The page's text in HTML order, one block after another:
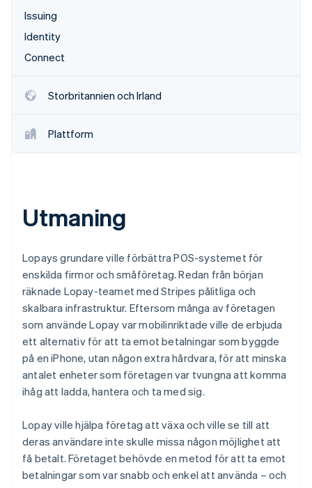
Issuing
Identity
Connect
Storbritannien och Irland
Plattform
Utmaning
Lopays grundare ville förbättra POS-systemet för
enskilda firmor och småföretag. Redan från början
räknade Lopay-teamet med Stripes pålitliga och
skalbara infrastruktur. Eftersom många av företagen
som använde Lopay var mobilinriktade ville de erbjuda
ett alternativ för att ta emot betalningar som byggde
på en iPhone, utan någon extra hårdvara, för att minska
antalet enheter som företagen var tvungna att komma
ihåg att ladda, hantera och ta med sig.
Lopay ville hjälpa företag att växa och ville se till att
deras användare inte skulle missa någon möjlighet att
få betalt. Företaget behövde en metod för att ta emot
betalningar som var snabb och enkel att använda – och